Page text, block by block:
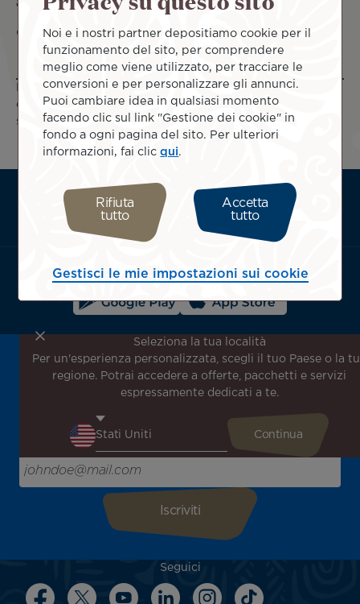
Guarda le nostre migliori offerte:
Non c'è nessuna offerta
corrispondente alla tua
selezione.
Informazioni su di noi
Informazioni utili
Termini e condizioni
Scarica l'app di Air Tahiti Nui:
Iscriviti alla nostra newsletter per ricevere le ultime
notizie!
Ricevi per primo tutte le nostre offerte e promozioni
per il tuo prossimo viaggio!
Inserisci la tua email qui
Seguici
Seleziona la tua località
Per un'esperienza personalizzata, scegli il tuo Paese o la
regione. Potrai accedere a offerte, pacchetti e servizi
espressamente dedicati a te.
Noi e i nostri partner depositiamo cookie per il
funzionamento del sito, per comprendere
meglio come viene utilizzato, per tracciare le
conversioni e per personalizzare gli annunci.
Puoi cambiare idea in qualsiasi momento
facendo clic sul link "Gestione dei cookie" in
fondo a ogni pagina del sito. Per ulteriori
informazioni, fai clicqui.
Rifiuta
tutto
Accetta
tutto
Gestisci le mie impostazioni sui cookie